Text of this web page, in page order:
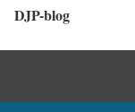
DJP-blog